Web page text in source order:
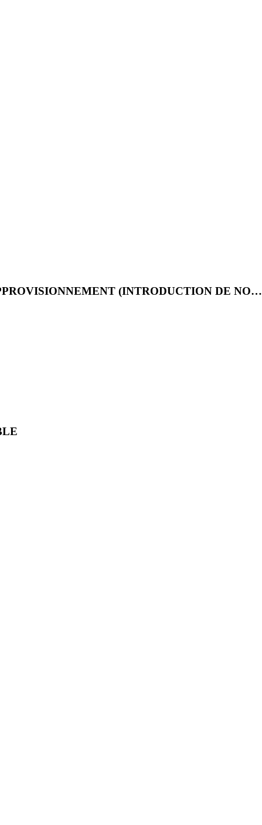
(INTRODUCTION DE NO…